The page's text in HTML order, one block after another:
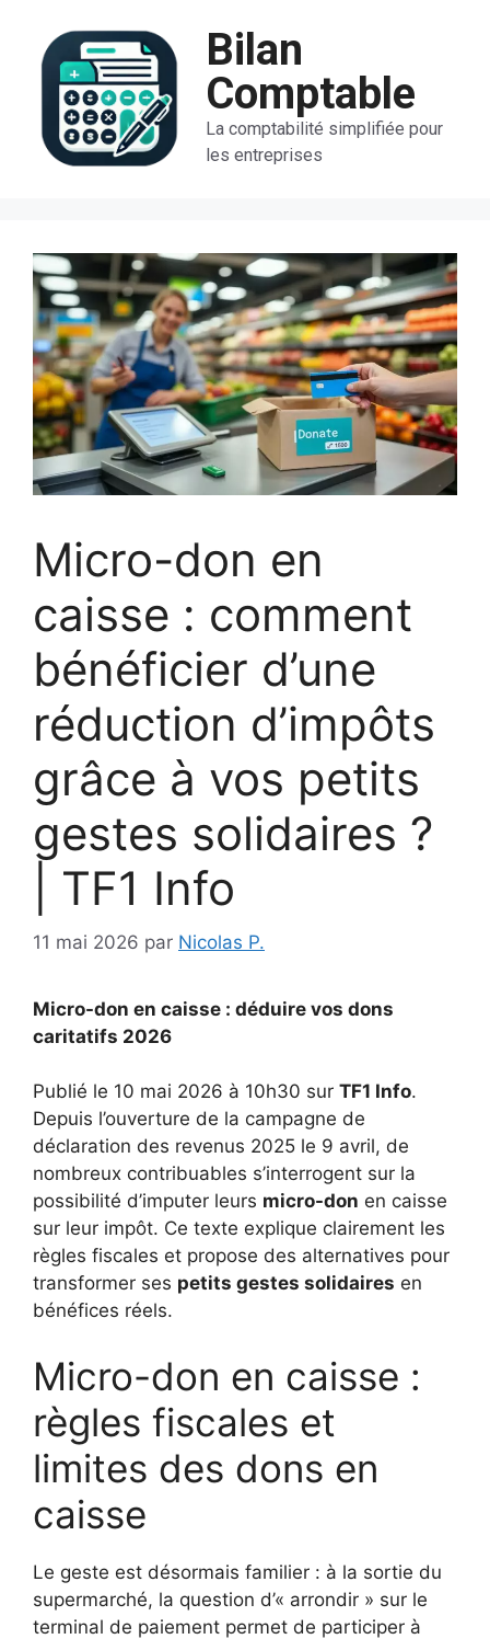
contenu
Bilan
Comptable
La comptabilité simplifiée pour
les entreprises
Micro-don en
caisse : comment
bénéficier d’une
réduction d’impôts
grâce à vos petits
gestes solidaires ?
| TF1 Info
11 mai 2026 par Nicolas P.
Micro-don en caisse : déduire vos dons
caritatifs 2026
Publié le 10 mai 2026 à 10h30 sur TF1 Info.
Depuis l’ouverture de la campagne de
déclaration des revenus 2025 le 9 avril, de
nombreux contribuables s’interrogent sur la
possibilité d’imputer leurs micro-don en caisse
sur leur impôt. Ce texte explique clairement les
règles fiscales et propose des alternatives pour
transformer ses petits gestes solidaires en
bénéfices réels.
Micro-don en caisse :
règles fiscales et
limites des dons en
caisse
Le geste est désormais familier : à la sortie du
supermarché, la question d’« arrondir » sur le
terminal de paiement permet de participer à